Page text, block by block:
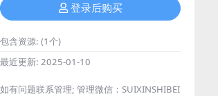
登录后购买
包含资源: (1个)
最近更新: 2025-01-10
如有问题联系管理; 管理微信：SUIXINSHIBEI